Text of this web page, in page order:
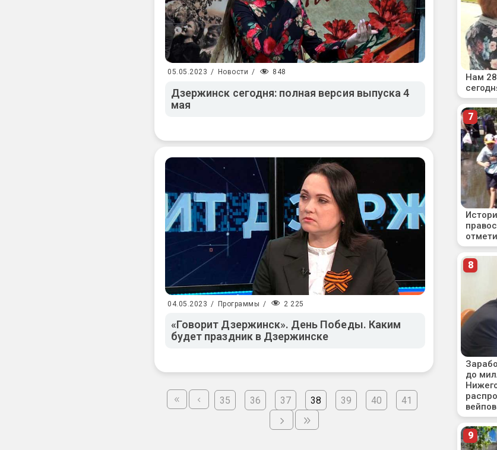
05.05.2023 / Новости / 848
Дзержинск сегодня: полная версия выпуска 4
мая
04.05.2023 / Программы / 2 225
«Говорит Дзержинск». День Победы. Каким
будет праздник в Дзержинске
35 36 37 38 39 40 41